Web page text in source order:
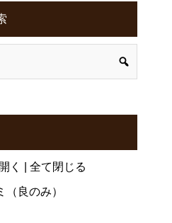
く 全て閉じる
（良のみ）